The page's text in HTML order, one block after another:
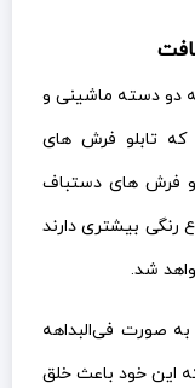
دو دسته ماشینی و
تابلو فرش های
فرش های دستباف
رنگی بیشتری دارند
شد.
صورت فی‌البداهه
این خود باعث خلق